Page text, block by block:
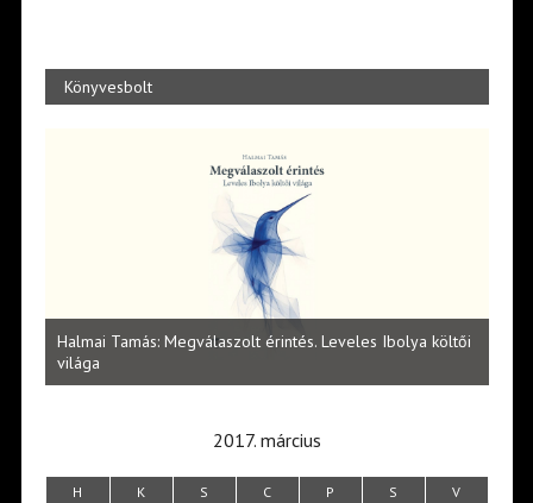
Könyvesbolt
Halmai Tamás: Megválaszolt érintés. Leveles Ibolya költői
világa
2017. március
H K S C P S V